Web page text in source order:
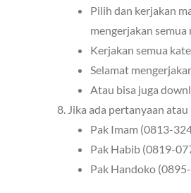
Pilih dan kerjakan
mengerjakan
Kerjakan semua
Selamat
Atau bisa juga
Jika ada pertanyaan
Pak Imam (0813-
Pak Habib (0819-
Pak Handoko